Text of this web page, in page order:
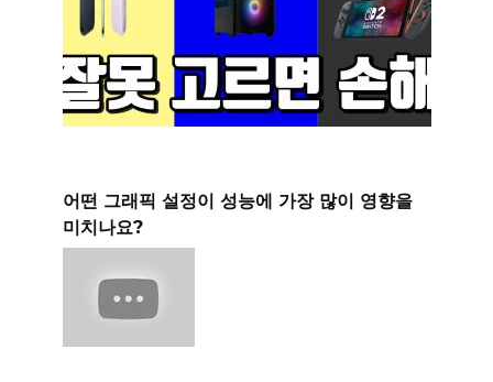
어떤 그래픽 설정이 성능에 가장 많이 영향을
미치나요?